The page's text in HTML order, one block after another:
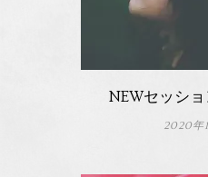
NEWセッシ
2020年